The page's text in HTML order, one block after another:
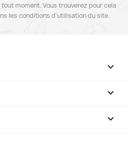
moment. Vous trouverez pour cela
les conditions d'utilisation du site.


keyboard_arrow_down